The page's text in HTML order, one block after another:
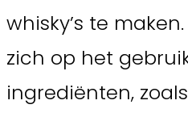
whisky’s te
zich op het
ingrediënten,